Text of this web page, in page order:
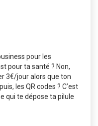
pour les
pour ta santé ? Non,
3€/jour alors que ton
les QR codes ? C’est
qui te dépose ta pilule